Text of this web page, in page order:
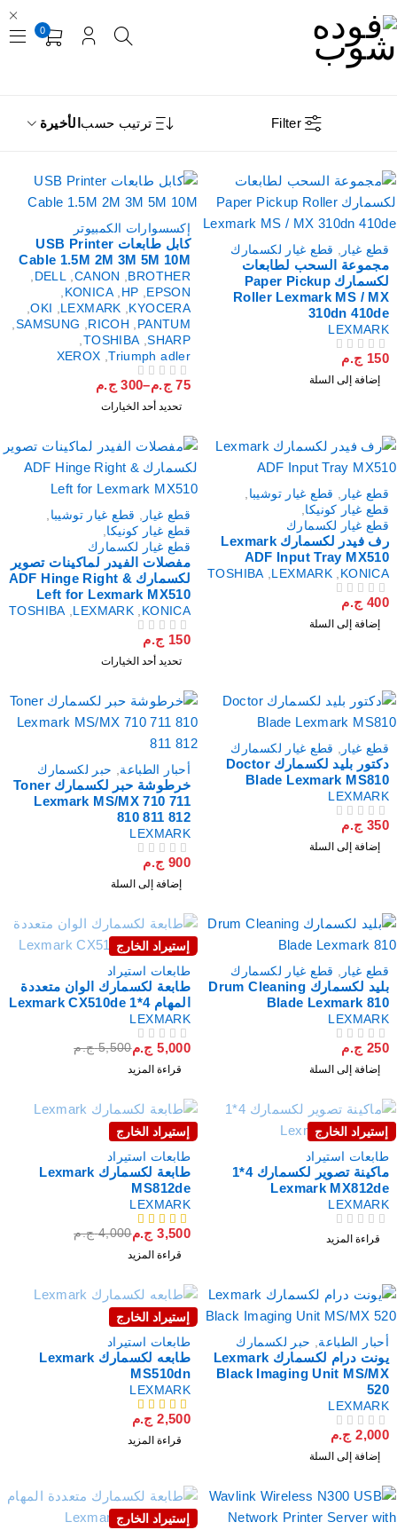
0
Filter ترتيب حسبالأخيرة
قطع غيار, قطع غيار لكسمارك
مجموعة السحب لطابعات
لكسمارك Paper Pickup
Roller Lexmark MS / MX
310dn 410de
LEXMARK
150 ج.م
إضافة إلى السلة
إكسسوارات الكمبيوتر
كابل طابعات USB Printer
Cable 1.5M 2M 3M 5M 10M
BROTHER
,
CANON
,
DELL
,
EPSON
,
HP
,
KONICA
,
KYOCERA
,
LEXMARK
,
OKI
,
PANTUM
,
RICOH
,
SAMSUNG
,
SHARP
,
TOSHIBA
,
Triumph adler
,
XEROX
75 ج.م–
300 ج.م
تحديد أحد الخيارات
قطع غيار, قطع غيار توشيبا,
قطع غيار كونيكا,
قطع غيار لكسمارك
رف فيدر لكسمارك Lexmark
ADF Input Tray MX510
KONICA
,
LEXMARK
,
TOSHIBA
400 ج.م
إضافة إلى السلة
قطع غيار, قطع غيار توشيبا,
قطع غيار كونيكا,
قطع غيار لكسمارك
مفصلات الفيدر لماكينات تصوير
لكسمارك ADF Hinge Right &
Left for Lexmark MX510
KONICA
,
LEXMARK
,
TOSHIBA
150 ج.م
تحديد أحد الخيارات
قطع غيار, قطع غيار لكسمارك
دكتور بليد لكسمارك Doctor
Blade Lexmark MS810
LEXMARK
350 ج.م
إضافة إلى السلة
أحبار الطباعة,حبر لكسمارك
خرطوشة حبر لكسمارك Toner
Lexmark MS/MX 710 711
810 811 812
LEXMARK
900 ج.م
إضافة إلى السلة
قطع غيار, قطع غيار لكسمارك
بليد لكسمارك Drum Cleaning
Blade Lexmark 810
LEXMARK
250 ج.م
إضافة إلى السلة
إستيراد الخارج
طابعات استيراد
طابعة لكسمارك الوان متعددة
المهام 4*Lexmark CX510de 1
LEXMARK
5,500 ج.م 5,000 ج.م
قراءة المزيد
إستيراد الخارج
طابعات استيراد
ماكينة تصوير لكسمارك 4*1
Lexmark MX812de
LEXMARK
قراءة المزيد
إستيراد الخارج
طابعات استيراد
طابعة لكسمارك Lexmark
MS812de
LEXMARK
4,000 ج.م 3,500 ج.م
قراءة المزيد
أحبار الطباعة,حبر لكسمارك
يونت درام لكسمارك Lexmark
Black Imaging Unit MS/MX
520
LEXMARK
2,000 ج.م
إضافة إلى السلة
إستيراد الخارج
طابعات استيراد
طابعه لكسمارك Lexmark
MS510dn
LEXMARK
2,500 ج.م
قراءة المزيد
إستيراد الخارج